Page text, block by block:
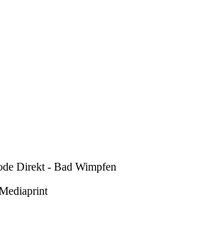
Direkt - Bad Wimpfen